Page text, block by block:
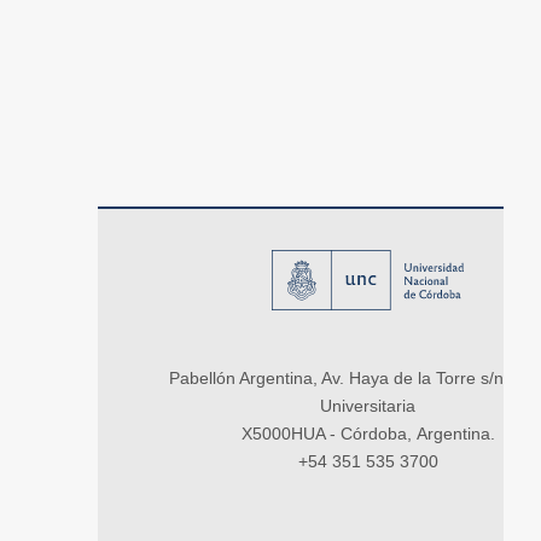
Pabellón Argentina, Av. Haya de la Torre s/n,
Universitaria
X5000HUA - Córdoba, Argentina.
+54 351 535 3700